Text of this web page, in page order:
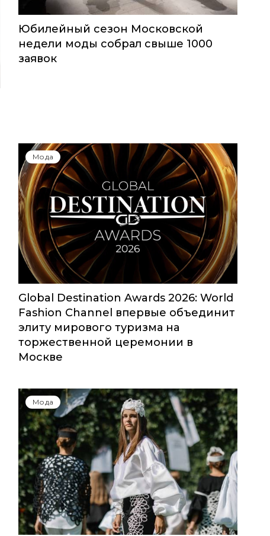
Юбилейный сезон Московской
недели моды собрал свыше 1000
заявок
Мода
Global Destination Awards 2026: World
Fashion Channel впервые объединит
элиту мирового туризма на
торжественной церемонии в
Москве
Мода